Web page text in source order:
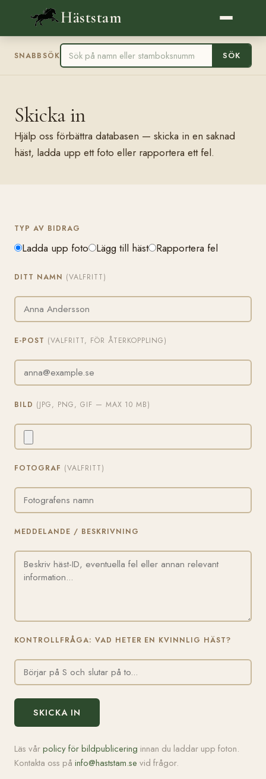
Häststam
SNABBSÖK SÖK
Skicka in
Hjälp oss förbättra databasen — skicka in en saknad
häst, ladda upp ett foto eller rapportera ett fel.
TYP AV BIDRAG
Ladda upp foto Lägg till häst Rapportera fel
DITT NAMN (VALFRITT)
E-POST (VALFRITT, FÖR ÅTERKOPPLING)
BILD (JPG, PNG, GIF — MAX 10 MB)
FOTOGRAF (VALFRITT)
MEDDELANDE / BESKRIVNING
KONTROLLFRÅGA: VAD HETER EN KVINNLIG HÄST?
SKICKA IN
Läs vårpolicy för bildpublicering innan du laddar upp foton.
Kontakta oss på info@haststam.se vid frågor.